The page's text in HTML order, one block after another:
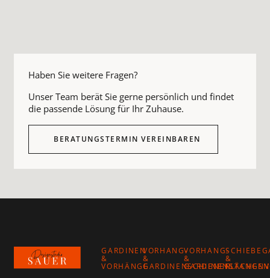
Haben Sie weitere Fragen?
Unser Team berät Sie gerne persönlich und findet
die passende Lösung für Ihr Zuhause.
BERATUNGSTERMIN VEREINBAREN
GARDINEN
&
VORHÄNGE
VORHANG-
&
GARDINENSCHIENEN
VORHANG-
&
GARDINENSTANGEN
&